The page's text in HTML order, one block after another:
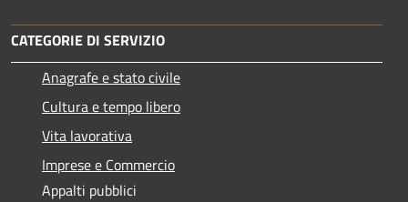
CATEGORIE DI SERVIZIO
Anagrafe e stato civile
Cultura e tempo libero
Vita lavorativa
Imprese e Commercio
Appalti pubblici